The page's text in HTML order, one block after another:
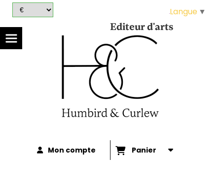
Editeur d'arts
Mon compte Panier
Langue ▼
Panneau de gestion des cookies